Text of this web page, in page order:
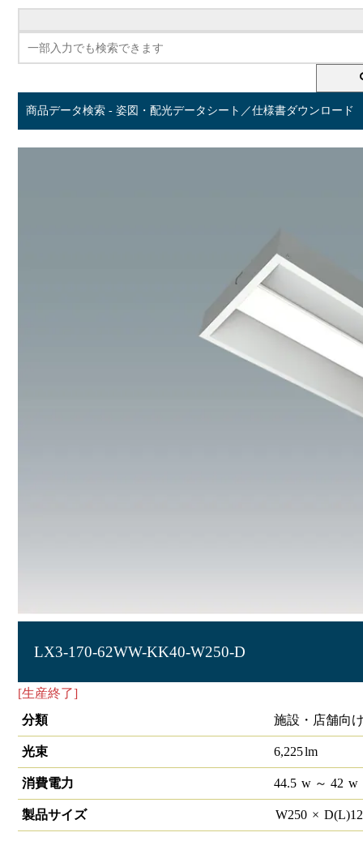
商品データ検索 - 姿図・配光データシート／仕様書ダウンロード
LX3-170-62WW-KK40-W250-D
[生産終了]
分類
施設・店舗向
光束 6,225lm
消費電力 44.5 w～ 42 w
製品サイズ W250 × D(L)